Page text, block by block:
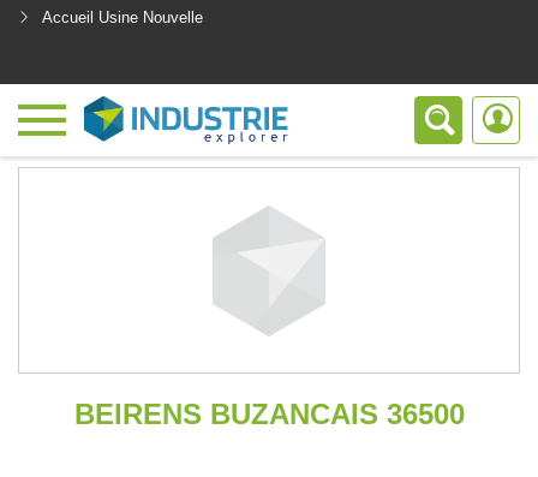
Accueil Usine Nouvelle
BEIRENS BUZANCAIS 36500